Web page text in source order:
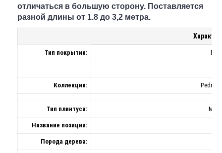
отличаться в большую сторону. Поставляется
разной длины от 1.8 до 3,2 метра.
Тип покрытия:
Коллекция:
Тип плинтуса:
Название позиции:
Порода дерева: